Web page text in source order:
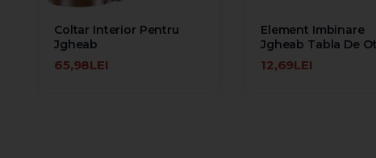
Coltar Interior Pentru
Jgheab
65,98LEI
ADAUGĂ ÎN COŞ
Element Imbinare
Jgheab Tabla De
Zincata La Cald
12,69LEI
ADAUGĂ ÎN COŞ